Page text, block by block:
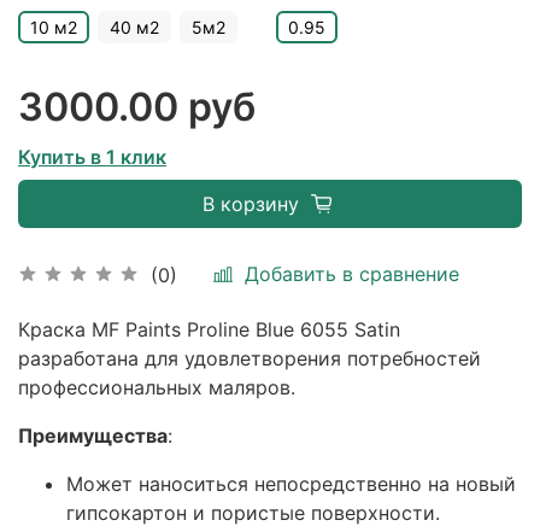
(0) Добавить в сравнение
10 м2 40 м2 5м2 0.95
3000.00 руб
Купить в 1 клик
В корзину
Краска MF Paints Proline Blue 6055 Satin
разработана для удовлетворения потребностей
профессиональных маляров.
Преимущества:
Может наноситься непосредственно на новый
гипсокартон и пористые поверхности.